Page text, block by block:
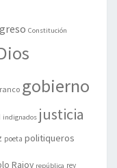
Constitución
gobierno
indignados justicia
poeta politiqueros
Rajoy república rey